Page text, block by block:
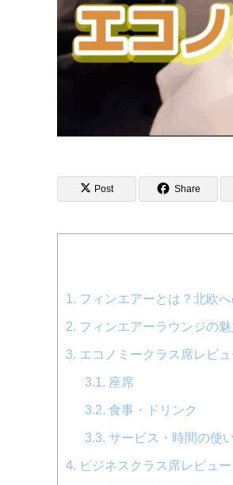
Post Share
1. フィンエアーとは？北欧
2. フィンエアーラウンジの
3. エコノミークラス席レビ
3.1. 座席
3.2. 食事・ドリンク
3.3. サービス・時間の使
4. ビジネスクラス席レビュ